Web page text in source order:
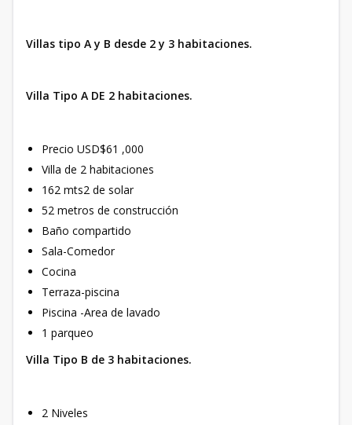
Villas tipo A y B desde 2 y 3 habitaciones.
Villa Tipo A DE 2 habitaciones.
Precio USD$61 ,000
Villa de 2 habitaciones
162 mts2 de solar
52 metros de construcción
Baño compartido
Sala-Comedor
Cocina
Terraza-piscina
Piscina -Area de lavado
1 parqueo
Villa Tipo B de 3 habitaciones.
2 Niveles